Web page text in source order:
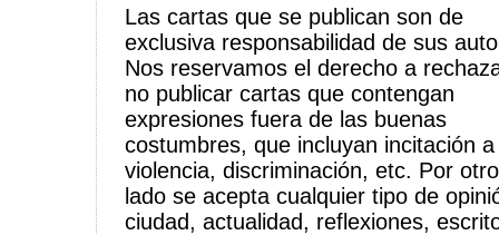
Las cartas que se publican son de
exclusiva responsabilidad de sus
Nos reservamos el derecho a
no publicar cartas que contengan
expresiones fuera de las buenas
costumbres, que incluyan incitación a
violencia, discriminación, etc. Por otro
lado se acepta cualquier tipo de
ciudad, actualidad, reflexiones,